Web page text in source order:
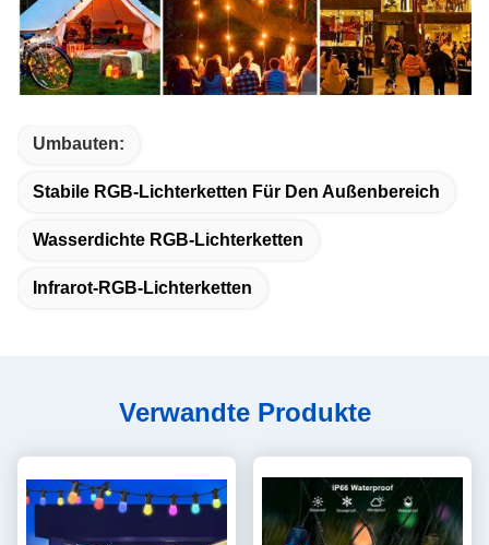
Umbauten:
Stabile RGB-Lichterketten Für Den Außenbereich
Wasserdichte RGB-Lichterketten
Infrarot-RGB-Lichterketten
Verwandte Produkte